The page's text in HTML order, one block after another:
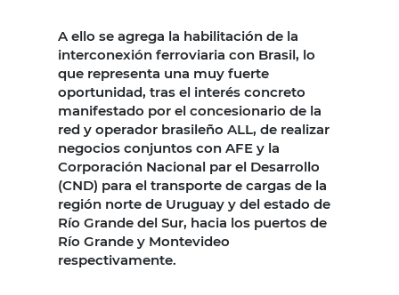
A ello se agrega la habilitación de la
interconexión ferroviaria con Brasil, lo
que representa una muy fuerte
oportunidad, tras el interés concreto
manifestado por el concesionario de la
red y operador brasileño ALL, de realizar
negocios conjuntos con AFE y la
Corporación Nacional par el Desarrollo
(CND) para el transporte de cargas de la
región norte de Uruguay y del estado de
Río Grande del Sur, hacia los puertos de
Río Grande y Montevideo
respectivamente.